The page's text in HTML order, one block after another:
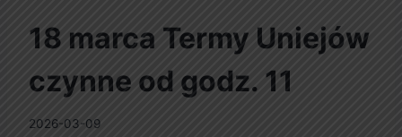
18 marca Termy Uniejów
czynne od godz. 11
2026-03-09